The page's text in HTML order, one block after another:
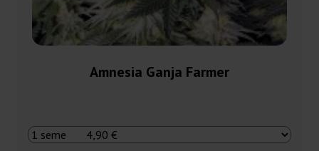
Amnesia Ganja Farmer